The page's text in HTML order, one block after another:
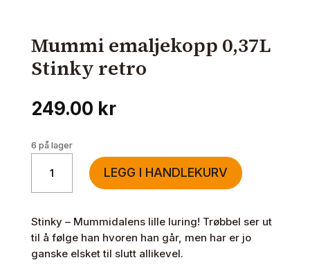
Mummi emaljekopp 0,37L
Stinky retro
249.00 kr
6 på lager
emaljekopp
0,37L
retro
antall
LEGG I HANDLEKURV
Stinky – Mummidalens lille luring! Trøbbel ser ut
til å følge han hvoren han går, men har er jo
ganske elsket til slutt allikevel.